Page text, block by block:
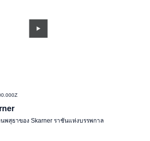
พสุธาของ Skarner ราชันแห่งบรรพกาล